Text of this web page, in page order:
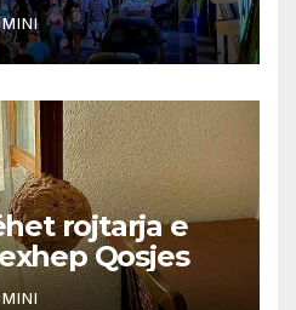
rojtarja e
Qosjes